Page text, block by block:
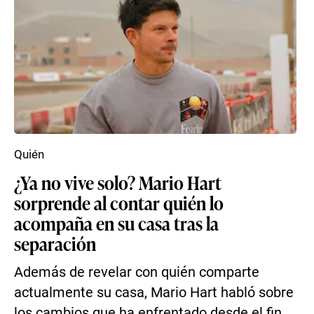
¿Ya no vive solo? Mario Hart
sorprende al contar quién lo
acompaña en su casa tras la
separación
Además de revelar con quién comparte
actualmente su casa, Mario Hart habló sobre
Quién